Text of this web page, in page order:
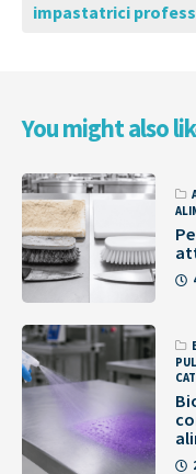
impastatrici
You might also